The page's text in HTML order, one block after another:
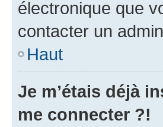
électronique que
contacter un
Haut
Je m’étais déjà
me connecter ?!